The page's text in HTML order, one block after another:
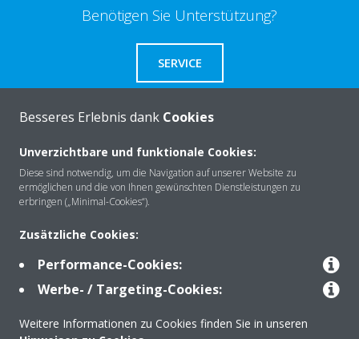
Benötigen Sie Unterstützung?
SERVICE
Über Daikin
Kontakt
Besseres Erlebnis dank Cookies
Unverzichtbare und funktionale Cookies:
Diese sind notwendig, um die Navigation auf unserer Website zu
ermöglichen und die von Ihnen gewünschten Dienstleistungen zu
erbringen („Minimal-Cookies“).
Zusätzliche Cookies:
Performance-Cookies:
Werbe- / Targeting-Cookies:
Weitere Informationen zu Cookies finden Sie in unseren